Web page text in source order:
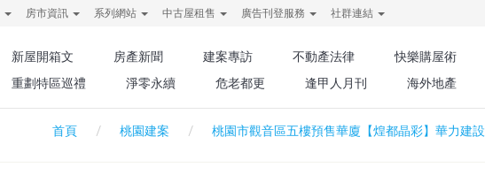
房市資訊 系列網站 中古屋租售 廣告刊登服務 社群連結
新屋開箱文 房產新聞 建案專訪 不動產法律 快樂購屋術
重劃特區巡禮
淨零永續 危老都更 逢甲人月刊 海外地產
首頁 桃園建案 桃園市觀音區五樓預售華廈【煌都晶彩】華力建設